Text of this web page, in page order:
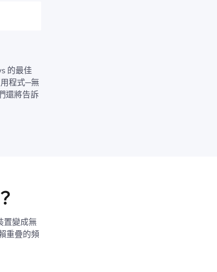
的最佳
程式─無
還將告訴
置變成無
重疊的頻